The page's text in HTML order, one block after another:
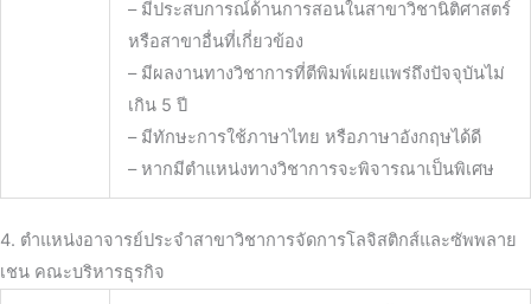
– มีประสบการณ์ด้านการสอนในสาขาวิชานิติศาสตร์
หรือสาขาอื่นที่เกี่ยวข้อง
– มีผลงานทางวิชาการที่ตีพิมพ์เผยแพร่ถึงปัจจุบันไม่
เกิน 5 ปี
– มีทักษะการใช้ภาษาไทย หรือภาษาอังกฤษได้ดี
– หากมีตำแหน่งทางวิชาการจะพิจารณาเป็นพิเศษ
4. ตำแหน่งอาจารย์ประจำสาขาวิชาการจัดการโลจิสติกส์และซัพพลาย
เชน คณะบริหารธุรกิจ